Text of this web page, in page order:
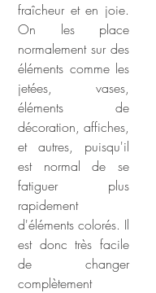
fraîcheur et en joie.
On les place
normalement sur des
éléments comme les
jetées, vases,
éléments de
décoration, affiches,
et autres, puisqu'il
est normal de se
fatiguer plus
rapidement
d'éléments colorés. Il
est donc très facile
de changer
complètement